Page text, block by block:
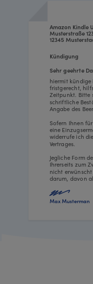
Amazon Kindle
Musterstraße
12345
hiermit kündige
fristgerecht,
Zeitpunkt. Bitte
schriftliche
Angabe des
Sofern Ihnen
eine
widerrufe ich
Vertrages.
Jegliche Form
Ihrerseits zum
nicht
darum, davon
Sehr geehrte
Kündigung
Max Musterman